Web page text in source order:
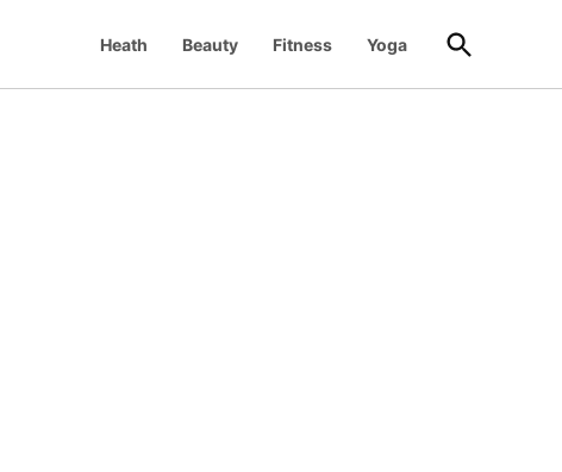
Heath Beauty Fitness Yoga
Open
Search